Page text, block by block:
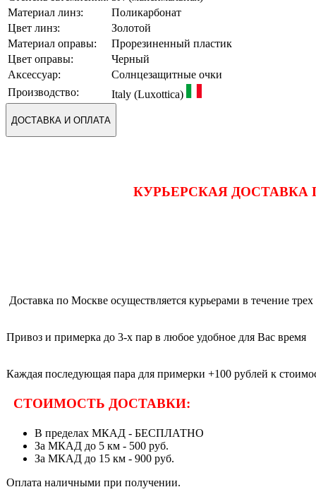
Материал линз:
Поликарбонат
Цвет линз:
Золотой
Материал оправы:
Прорезиненный пластик
Цвет оправы:
Черный
Аксессуар:
Солнцезащитные очки
Производство:
Italy (Luxottica)
ДОСТАВКА И ОПЛАТА
КУРЬЕРСКАЯ ДОСТАВКА
Доставка по Москве осуществляется курьерами в течение трех
Привоз и примерка до 3-х пар в любое удобное для Вас время
Каждая последующая пара для примерки +100 рублей к
СТОИМОСТЬ ДОСТАВКИ:
В пределах МКАД - БЕСПЛАТНО
За МКАД до 5 км - 500 руб.
За МКАД до 15 км - 900 руб.
Оплата наличными при получении.